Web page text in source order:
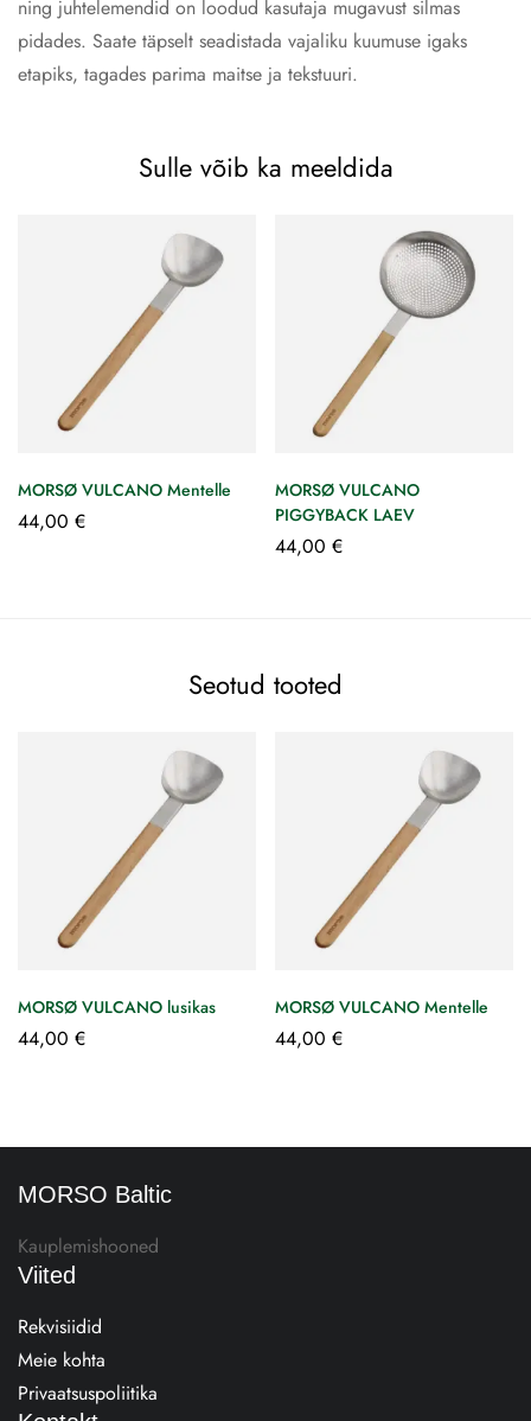
ning juhtelemendid on loodud kasutaja mugavust silmas
pidades. Saate täpselt seadistada vajaliku kuumuse igaks
etapiks, tagades parima maitse ja tekstuuri.
Sulle võib ka meeldida
MORSØ VULCANO Mentelle
44,00 €
MORSØ VULCANO
PIGGYBACK LAEV
44,00 €
Seotud tooted
MORSØ VULCANO lusikas
44,00 €
MORSØ VULCANO Mentelle
44,00 €
MORSO Baltic
Kauplemishooned
Viited
Rekvisiidid
Meie kohta
Privaatsuspoliitika